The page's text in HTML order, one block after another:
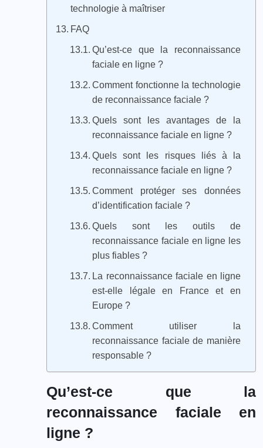
technologie à maîtriser
FAQ
Qu’est-ce que la reconnaissance
faciale en ligne ?
Comment fonctionne la technologie
de reconnaissance faciale ?
Quels sont les avantages de la
reconnaissance faciale en ligne ?
Quels sont les risques liés à la
reconnaissance faciale en ligne ?
Comment protéger ses données
d’identification faciale ?
Quels sont les outils de
reconnaissance faciale en ligne les
plus fiables ?
La reconnaissance faciale en ligne
est-elle légale en France et en
Europe ?
Comment utiliser la
reconnaissance faciale de manière
responsable ?
Qu’est-ce que la
reconnaissance faciale en
ligne ?